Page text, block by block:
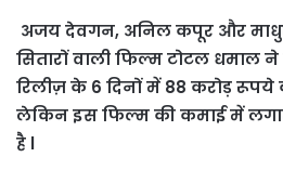
अजय देवगन, अनिल कपूर और माधुरी
सितारों वाली फिल्म टोटल धमाल
रिलीज़ के 6 दिनों में 88 करोड़
लेकिन इस फिल्म की कमाई में
है l